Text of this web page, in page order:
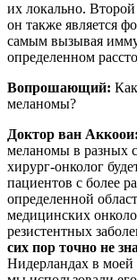
их локально. Второй
он также является
самым вызывая
определенном
Вопрошающий:
меланомы?
Доктор ван Аккоои:
меланомы в разных
хирург-онколог
пациентов с более
определенной
медицинских
резистентных
сих пор точно не
Нидерландах в моей